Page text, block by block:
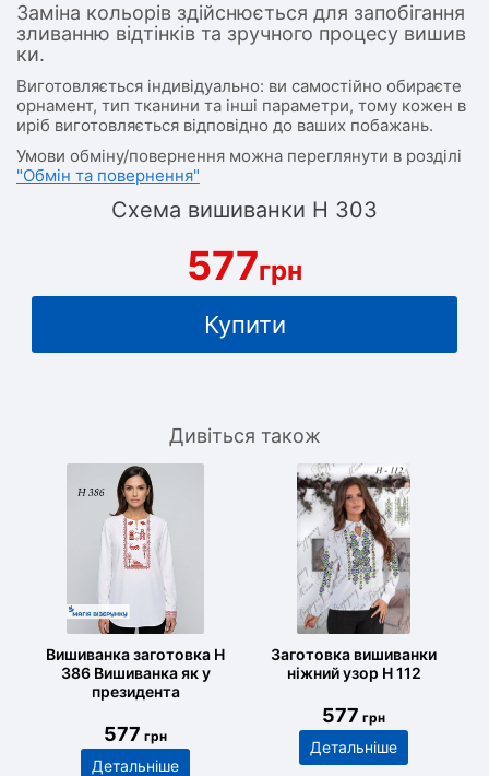
Заміна кольорів здійснюється для запобігання
зливанню відтінків та зручного процесу вишив
ки.
Виготовляється індивідуально: ви самостійно обираєте
орнамент, тип тканини та інші параметри, тому кожен в
иріб виготовляється відповідно до ваших побажань.
Умови обміну/повернення можна переглянути в розділі
"Обмін та повернення"
Схема вишиванки Н 303
577грн
Купити
Дивіться також
Вишиванка заготовка Н
386 Вишиванка як у
президента
577 грн
Детальніше
Заготовка вишиванки
ніжний узор Н 112
577 грн
Детальніше